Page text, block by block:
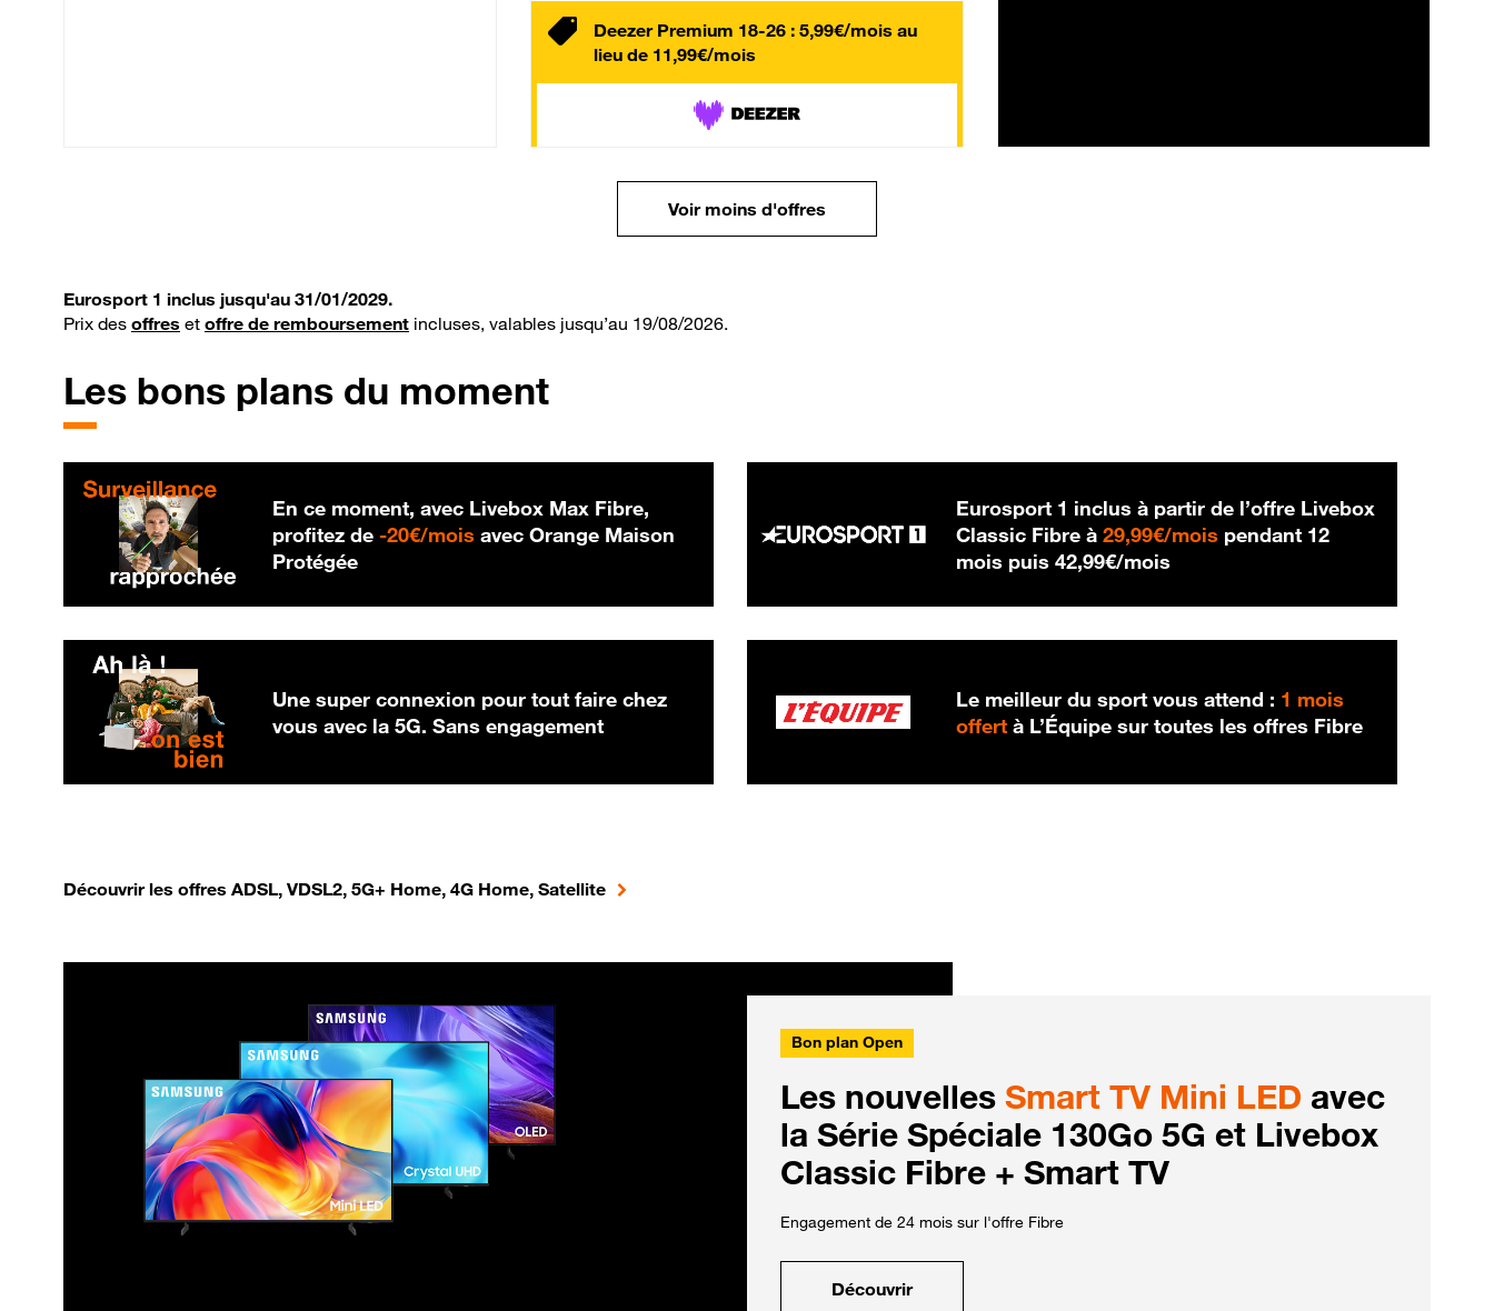
Deezer Premium 18-26 : 5,99€/mois au
lieu de 11,99€/mois
Voir moins d'offres
Eurosport 1 inclus jusqu'au 31/01/2029.
Prix des offres et offre de remboursement incluses, valables jusqu’au 19/08/2026.
Les bons plans du moment
En ce moment, avec Livebox Max Fibre,
profitez de -20€/mois 20 € par mois
avec Orange Maison
Protégée
Eurosport 1 inclus à partir de l’offre Livebox
Classic Fibre à29,99€/mois 29,99 € par mois
pendant 12
mois puis42,99€/mois
Une super connexion pour tout faire chez
vous avec la 5G. Sans engagement
Le meilleur du sport vous attend : 1 mois
offert à L’Équipe sur toutes les offres Fibre
Découvrir les offres ADSL, VDSL2, 5G+ Home, 4G Home, Satellite
Bon plan Open
Les nouvelles Smart TV Mini LED avec
la Série Spéciale 130Go 5G et Livebox
Classic Fibre + Smart TV
Engagement de 24 mois sur l'offre Fibre
Découvrir